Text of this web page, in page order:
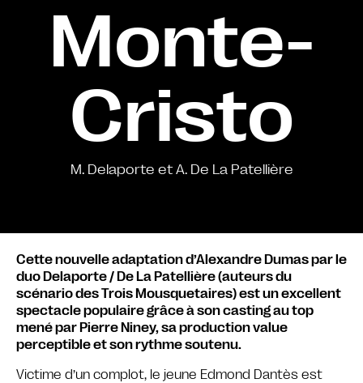
Monte-
Cristo
M. Delaporte et A. De La Patellière
Cette nouvelle adaptation d’Alexandre Dumas par le
duo Delaporte / De La Patellière (auteurs du
scénario des Trois Mousquetaires) est un excellent
spectacle populaire grâce à son casting au top
mené par Pierre Niney, sa production value
perceptible et son rythme soutenu.
Victime d’un complot, le jeune Edmond Dantès est